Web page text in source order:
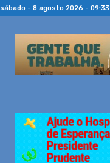
sábado - 8 agosto 2026 - 09:33